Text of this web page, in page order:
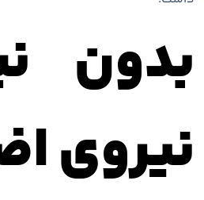
بدون
نیروی